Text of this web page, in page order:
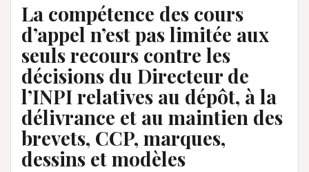
La compétence des cours
d’appel n’est pas limitée aux
seuls recours contre les
décisions du Directeur de
l’INPI relatives au dépôt, à la
délivrance et au maintien des
brevets, CCP, marques,
dessins et modèles